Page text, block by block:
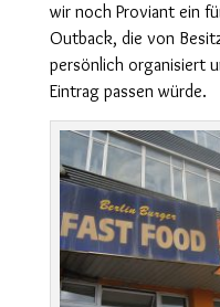
wir noch Proviant ein
Outback, die von
persönlich organisiert
Eintrag passen würde.